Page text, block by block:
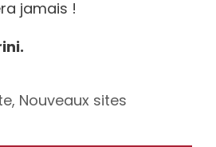
jamais !
, Nouveaux sites